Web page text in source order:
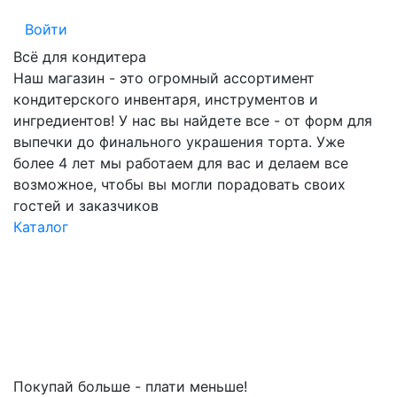
Войти
Всё для кондитера
Наш магазин - это огромный ассортимент
кондитерского инвентаря, инструментов и
ингредиентов! У нас вы найдете все - от форм для
выпечки до финального украшения торта. Уже
более 4 лет мы работаем для вас и делаем все
возможное, чтобы вы могли порадовать своих
гостей и заказчиков
Каталог
Покупай больше - плати меньше!